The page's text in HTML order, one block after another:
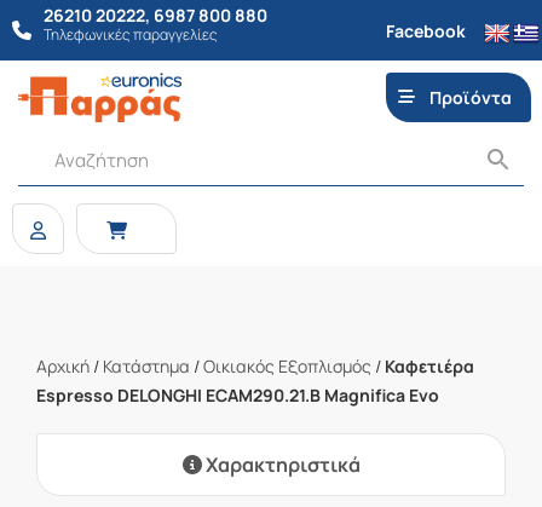
26210 20222, 6987 800 880
Τηλεφωνικές παραγγελίες Facebook
Προϊόντα
Αρχική / Κατάστημα /Οικιακός Εξοπλισμός / Καφετιέρα
Espresso DELONGHI ECAM290.21.B Magnifica Evo
Χαρακτηριστικά